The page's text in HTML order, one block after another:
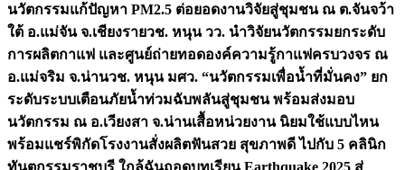
นวัตกรรมแก้ปัญหา PM2.5 ต่อยอดงานวิจัยสู่ชุมชน ณ ต.จันจว้า
ใต้ อ.แม่จัน จ.เชียงรายวช. หนุน วว. นำวิจัยนวัตกรรมยกระดับ
การผลิตกาแฟ และศูนย์ถ่ายทอดองค์ความรู้กาแฟครบวงจร ณ
อ.แม่จริม จ.น่านวช. หนุน มศว. “นวัตกรรมเพื่อน้ำที่มั่นคง” ยก
ระดับระบบเตือนภัยน้ำท่วมฉับพลันสู่ชุมชน พร้อมส่งมอบ
นวัตกรรม ณ อ.เวียงสา จ.น่านเสื้อหน่วยงาน นิยมใช้แบบไหน
พร้อมแชร์พิกัดโรงงานสั่งผลิตฟันสวย สุขภาพดี ไปกับ 5 คลินิก
ทันตกรรมราชบุรี ใกล้ฉันถอดบทเรียน Earthquake 2025 สู่